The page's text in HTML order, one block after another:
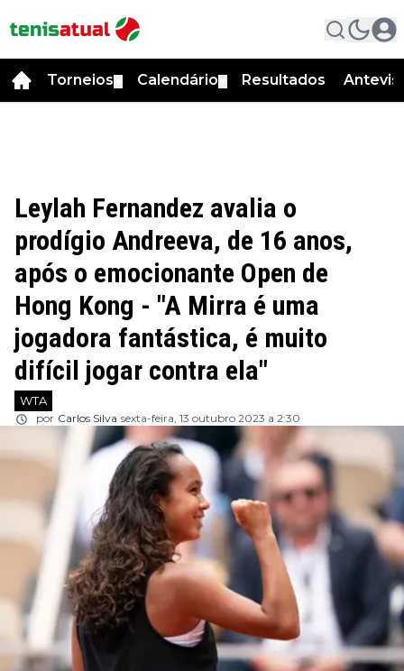
Torneios Calendário Resultados
Leylah Fernandez avalia o
prodígio Andreeva, de 16 anos,
após o emocionante Open de
Hong Kong - "A Mirra é uma
jogadora fantástica, é muito
difícil jogar contra ela"
WTA
por Carlos Silva sexta-feira, 13 outubro 2023 a 2:30